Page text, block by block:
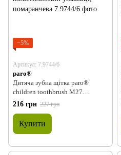
−5%
Артикул: 7.9744/6
paro®
Дитяча зубна щітка paro®
children toothbrush M27
середньої жорсткості, з
монопучковою насадкою в
поліетиленовій упаковці,
помаранчева
216 грн 227 грн
Купити